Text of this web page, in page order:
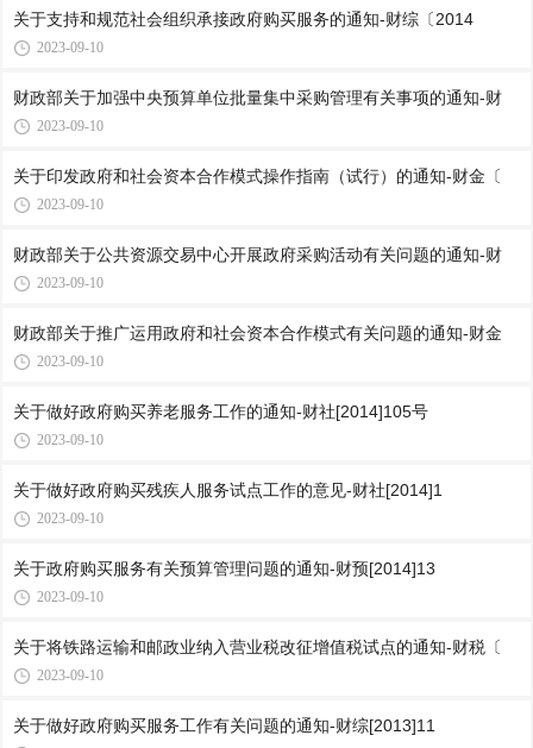
关于支持和规范社会组织承接政府购买服务的通知-财综〔2014
2023-09-10
财政部关于加强中央预算单位批量集中采购管理有关事项的通知-财
2023-09-10
关于印发政府和社会资本合作模式操作指南（试行）的通知-财金〔
2023-09-10
财政部关于公共资源交易中心开展政府采购活动有关问题的通知-财
2023-09-10
财政部关于推广运用政府和社会资本合作模式有关问题的通知-财金
2023-09-10
关于做好政府购买养老服务工作的通知-财社[2014]105号
2023-09-10
关于做好政府购买残疾人服务试点工作的意见-财社[2014]1
2023-09-10
关于政府购买服务有关预算管理问题的通知-财预[2014]13
2023-09-10
关于将铁路运输和邮政业纳入营业税改征增值税试点的通知-财税〔
2023-09-10
关于做好政府购买服务工作有关问题的通知-财综[2013]11